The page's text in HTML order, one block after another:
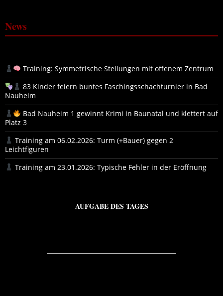
News
Training: Symmetrische Stellungen mit offenem Zentrum
83 Kinder feiern buntes Faschingsschachturnier in Bad
Nauheim
Bad Nauheim 1 gewinnt Krimi in Baunatal und klettert auf
Platz 3
Training am 06.02.2026: Turm (+Bauer) gegen 2
Leichtfiguren
Training am 23.01.2026: Typische Fehler in der Eröffnung
AUFGABE DES TAGES